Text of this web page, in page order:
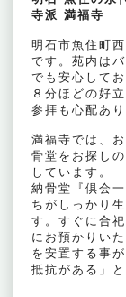
寺派 満福寺
明石市魚住町
です。苑内は
でも安心して
８分ほどの好
参拝も心配あり
満福寺では、
骨堂をお探し
しています。
納骨堂『倶会
ちがしっかり
す。すぐに合
にお預かりい
を安置する事
抵抗がある」